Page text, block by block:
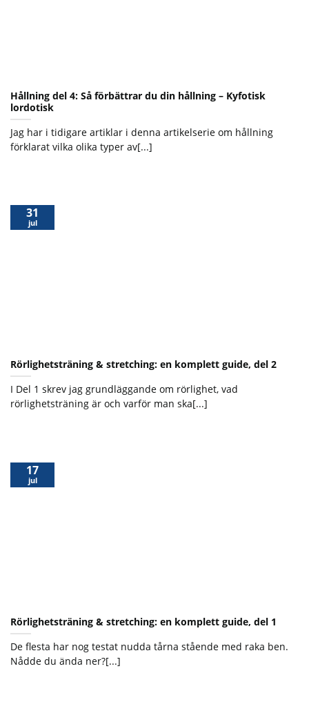
Hållning del 4: Så förbättrar du din hållning – Kyfotisk
lordotisk
Jag har i tidigare artiklar i denna artikelserie om hållning
förklarat vilka olika typer av[...]
Rörlighetsträning & stretching: en komplett guide, del 2
I Del 1 skrev jag grundläggande om rörlighet, vad
rörlighetsträning är och varför man ska[...]
31
jul
Rörlighetsträning & stretching: en komplett guide, del 1
De flesta har nog testat nudda tårna stående med raka ben.
Nådde du ända ner?[...]
17
jul